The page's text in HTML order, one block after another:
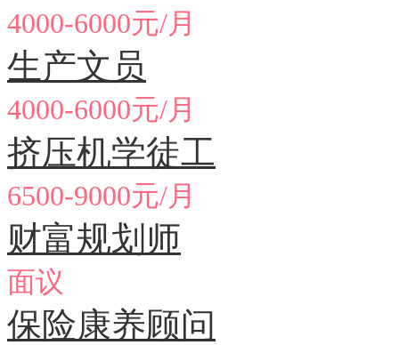
4000-6000元/月
生产文员
4000-6000元/月
挤压机学徒工
6500-9000元/月
财富规划师
面议
保险康养顾问